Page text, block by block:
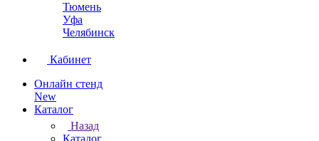
Тюмень
Уфа
Челябинск
Кабинет
Онлайн стенд
New
Каталог
Назад
Каталог